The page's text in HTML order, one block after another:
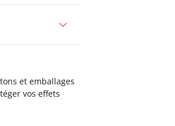
et emballages
vos effets